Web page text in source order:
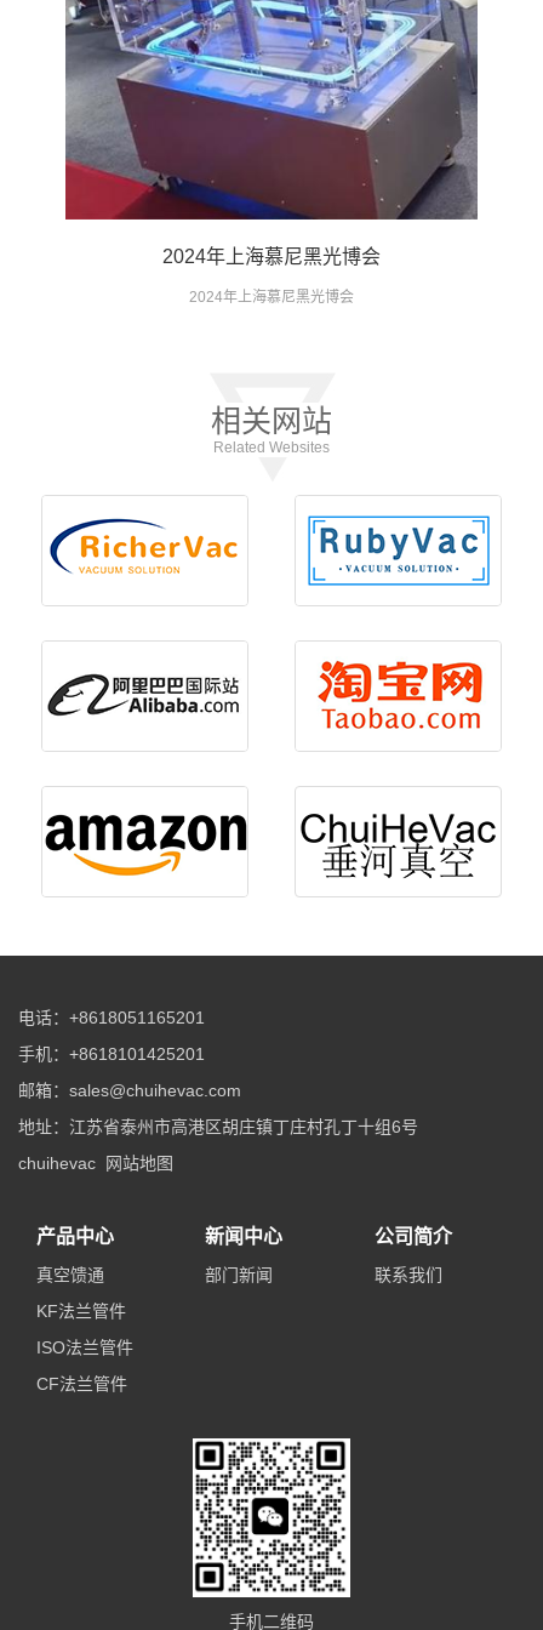
2024年上海慕尼黑光博会
2024年上海慕尼黑光博会
相关网站
Related Websites
电话：+8618051165201
手机：+8618101425201
邮箱：sales@chuihevac.com
地址：江苏省泰州市高港区胡庄镇丁庄村孔丁十组6号
chuihevac
网站地图
产品中心
真空馈通
KF法兰管件
ISO法兰管件
CF法兰管件
新闻中心
部门新闻
公司简介
联系我们
手机二维码